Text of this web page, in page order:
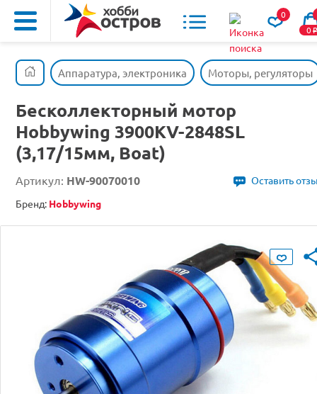
0
0o
Аппаратура, электроника Моторы, регуляторы
Бесколлекторный мотор
Hobbywing 3900KV-2848SL
(3,17/15мм, Boat)
Артикул: HW-90070010
Оставить
Бренд: Hobbywing